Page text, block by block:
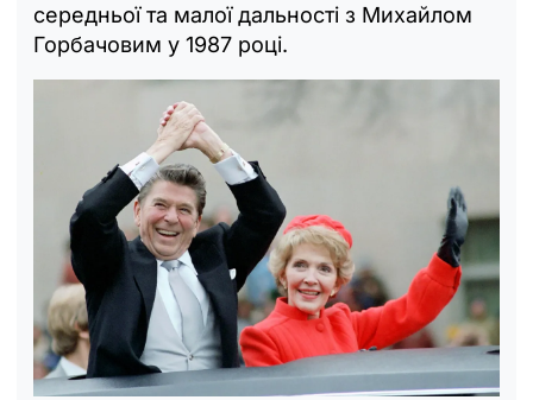
середньої та малої дальності з Михайлом
Горбачовим у 1987 році.